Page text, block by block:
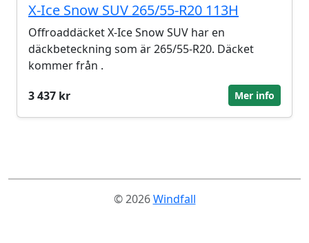
X-Ice Snow SUV 265/55-R20 113H
Offroaddäcket X-Ice Snow SUV har en
däckbeteckning som är 265/55-R20. Däcket
kommer från .
3 437 kr
Mer info
© 2026Windfall